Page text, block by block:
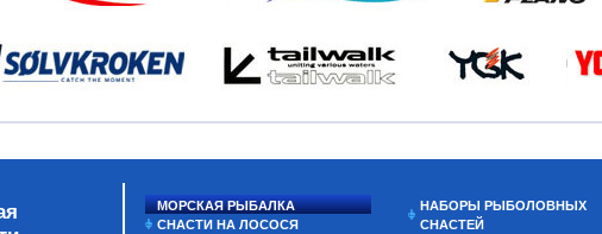
МОРСКАЯ РЫБАЛКА
СНАСТИ НА ЛОСОСЯ
НАБОРЫ РЫБОЛОВНЫХ
СНАСТЕЙ